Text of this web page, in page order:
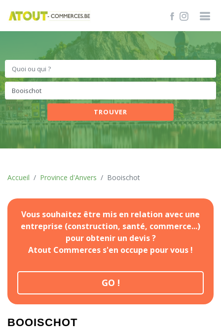
TROUVER
Accueil Province d'Anvers Booischot
Vous souhaitez être mis en relation avec une
entreprise (construction, santé, commerce...)
pour obtenir un devis ?
Atout Commerces s'en occupe pour vous !
GO !
BOOISCHOT